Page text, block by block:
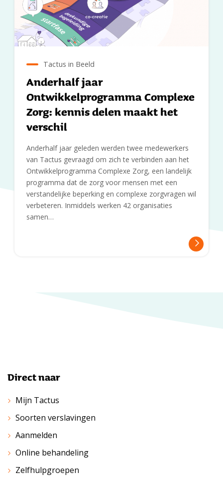
Tactus in Beeld
Anderhalf jaar
Ontwikkelprogramma Complexe
Zorg: kennis delen maakt het
verschil
Anderhalf jaar geleden werden twee medewerkers
van Tactus gevraagd om zich te verbinden aan het
Ontwikkelprogramma Complexe Zorg, een landelijk
programma dat de zorg voor mensen met een
verstandelijke beperking en complexe zorgvragen wil
verbeteren. Inmiddels werken 42 organisaties
samen…
Direct naar
Mijn Tactus
Soorten verslavingen
Aanmelden
Online behandeling
Zelfhulpgroepen